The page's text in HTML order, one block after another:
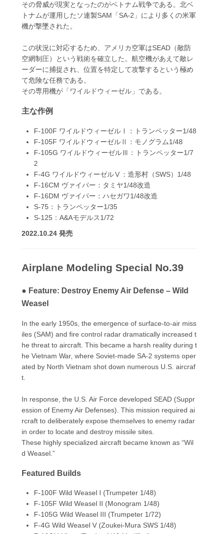
その脅威が現実となったのがベトナム戦争である。北ベ
トナムが運用したソ連製SAM「SA-2」により多くの米軍
機が撃墜された。
この状況に対応するため、アメリカ空軍はSEAD（敵防
空網制圧）という戦術を確立した。航空機があえて敵レ
ーダーに捕捉され、位置を特定して攻撃するという極め
て危険な任務である。
その専用機が「ワイルドウィーゼル」である。
主な作例
F-100F ワイルドウィーゼルⅠ：トランペッター1/48
F-105F ワイルドウィーゼルⅡ：モノグラム1/48
F-105G ワイルドウィーゼルⅢ：トランペッター1/7
2
F-4G ワイルドウィーゼルⅤ：造形村（SWS）1/48
F-16CM ヴァイパー：タミヤ1/48改造
F-16DM ヴァイパー：ハセガワ1/48改造
S-75：トランペッター1/35
S-125：A&Aモデルス1/72
2022.10.24 発売
Airplane Modeling Special No.39
● Feature: Destroy Enemy Air Defense – Wild
Weasel
In the early 1950s, the emergence of surface-to-air miss
iles (SAM) and fire control radar dramatically increased t
he threat to aircraft. This became a harsh reality during t
he Vietnam War, where Soviet-made SA-2 systems oper
ated by North Vietnam shot down numerous U.S. aircraf
t.
In response, the U.S. Air Force developed SEAD (Suppr
ession of Enemy Air Defenses). This mission required ai
rcraft to deliberately expose themselves to enemy radar
in order to locate and destroy missile sites.
These highly specialized aircraft became known as “Wil
d Weasel.”
Featured Builds
F-100F Wild Weasel I (Trumpeter 1/48)
F-105F Wild Weasel II (Monogram 1/48)
F-105G Wild Weasel III (Trumpeter 1/72)
F-4G Wild Weasel V (Zoukei-Mura SWS 1/48)